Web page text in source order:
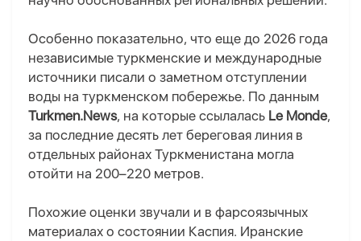
Особенно показательно, что еще до 2026 года
независимые туркменские и международные
источники писали о заметном отступлении
воды на туркменском побережье. По данным
Turkmen.News, на которые ссылалась Le Monde,
за последние десять лет береговая линия в
отдельных районах Туркменистана могла
отойти на 200–220 метров.
Похожие оценки звучали и в фарсоязычных
материалах о состоянии Каспия. Иранские